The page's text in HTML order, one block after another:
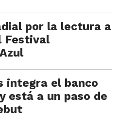
por la lectura a
Festival
integra el banco
está a un paso de